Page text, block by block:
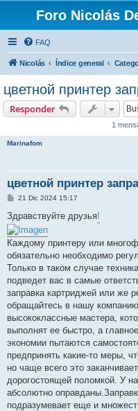
Foro Nicolás
FAQ
Nicolás Índice general
цветной принтер
Responder
1
Marinafom
цветной принтер
M
n
s
a
j
e
21 Dic 2024 15:17
Здравствуйте друзья!
Каждому принтеру или
обязательно необходимо
Только в таком случае
подведет вас в самые
заправка картриджей или же
обращайтесь в нашу
высококлассные мастера,
выполнят ее быстро, а
экономии пытаются
предпринять какие-то меры,
но чаще всего это
дорогостоящей поломкой. У
абсолютно
подразумевает еще и